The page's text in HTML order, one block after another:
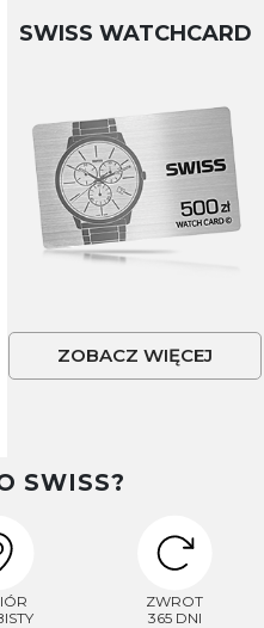
SWISS WATCHCARD
ZOBACZ WIĘCEJ
SWISS?
ZWROT
365 DNI